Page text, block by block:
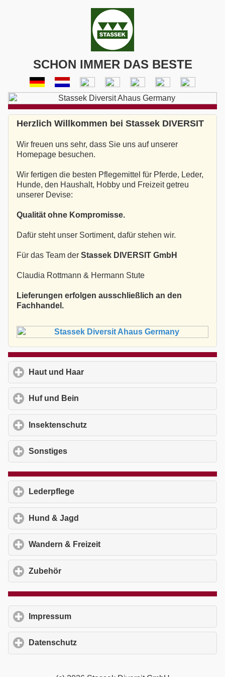
SCHON IMMER DAS BESTE
Herzlich Willkommen bei Stassek DIVERSIT
Wir freuen uns sehr, dass Sie uns auf unserer
Homepage besuchen.
Wir fertigen die besten Pflegemittel für Pferde, Leder,
Hunde, den Haushalt, Hobby und Freizeit getreu
unserer Devise:
Qualität ohne Kompromisse.
Dafür steht unser Sortiment, dafür stehen wir.
Für das Team der Stassek DIVERSIT GmbH
Claudia Rottmann & Hermann Stute
Lieferungen erfolgen ausschließlich an den
Fachhandel.
Haut und Haar
Huf und Bein
Insektenschutz
Sonstiges
Lederpflege
Hund & Jagd
Wandern & Freizeit
Zubehör
Impressum
Datenschutz